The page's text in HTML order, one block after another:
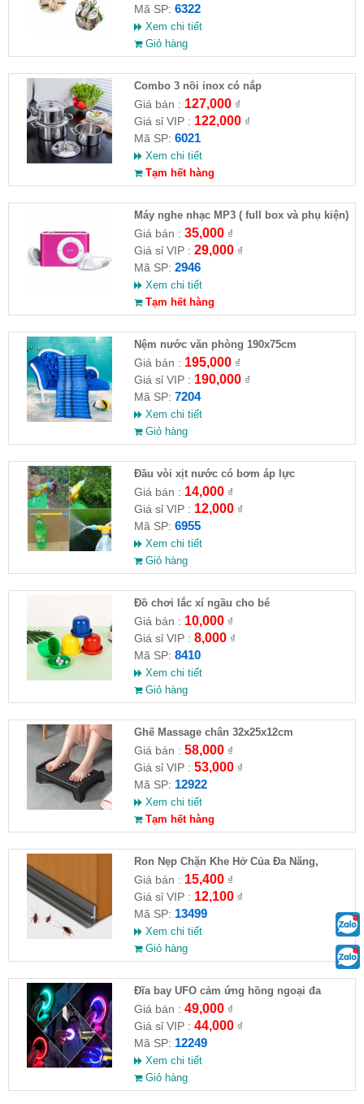
Mã SP: 6322
Xem chi tiết
Giỏ hàng
Combo 3 nồi inox có nắp
Giá bán : 127,000₫
Giá sỉ VIP : 122,000₫
Mã SP: 6021
Xem chi tiết
Tạm hết hàng
Máy nghe nhạc MP3 ( full box và phụ kiện)
Giá bán : 35,000₫
Giá sỉ VIP : 29,000₫
Mã SP: 2946
Xem chi tiết
Tạm hết hàng
Nệm nước văn phòng 190x75cm
Giá bán : 195,000₫
Giá sỉ VIP : 190,000₫
Mã SP: 7204
Xem chi tiết
Giỏ hàng
Đầu vòi xịt nước có bơm áp lực
Giá bán : 14,000₫
Giá sỉ VIP : 12,000₫
Mã SP: 6955
Xem chi tiết
Giỏ hàng
Đồ chơi lắc xí ngầu cho bé
Giá bán : 10,000₫
Giá sỉ VIP : 8,000₫
Mã SP: 8410
Xem chi tiết
Giỏ hàng
Ghế Massage chân 32x25x12cm
Giá bán : 58,000₫
Giá sỉ VIP : 53,000₫
Mã SP: 12922
Xem chi tiết
Tạm hết hàng
Ron Nẹp Chặn Khe Hở Của Đa Năng,
Chống Côn Trùng( HĐ )
Giá bán : 15,400₫
Giá sỉ VIP : 12,100₫
Mã SP: 13499
Xem chi tiết
Giỏ hàng
Đĩa bay UFO cảm ứng hồng ngoại đa
chiều tự động bay về
Giá bán : 49,000₫
Giá sỉ VIP : 44,000₫
Mã SP: 12249
Xem chi tiết
Giỏ hàng